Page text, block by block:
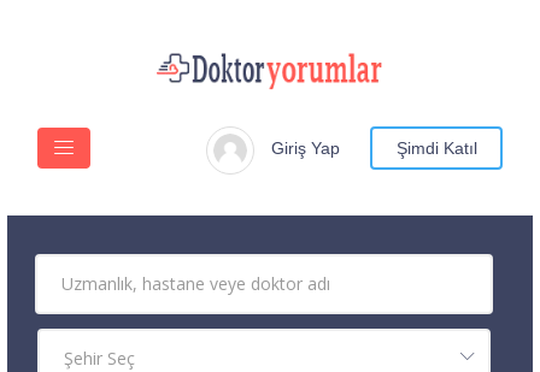
Giriş Yap Şimdi Katıl